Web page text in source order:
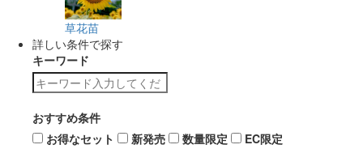
草花苗
詳しい条件で探す
キーワード
おすすめ条件
お得なセット
新発売 数量限定 EC限定